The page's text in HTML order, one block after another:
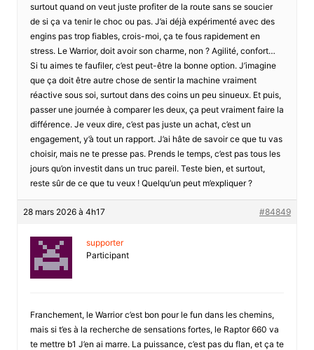
surtout quand on veut juste profiter de la route sans se soucier
de si ça va tenir le choc ou pas. J’ai déjà expérimenté avec des
engins pas trop fiables, crois-moi, ça te fous rapidement en
stress. Le Warrior, doit avoir son charme, non ? Agilité, confort…
Si tu aimes te faufiler, c’est peut-être la bonne option. J’imagine
que ça doit être autre chose de sentir la machine vraiment
réactive sous soi, surtout dans des coins un peu sinueux. Et puis,
passer une journée à comparer les deux, ça peut vraiment faire la
différence. Je veux dire, c’est pas juste un achat, c’est un
engagement, y’à tout un rapport. J’ai hâte de savoir ce que tu vas
choisir, mais ne te presse pas. Prends le temps, c’est pas tous les
jours qu’on investit dans un truc pareil. Teste bien, et surtout,
reste sûr de ce que tu veux ! Quelqu’un peut m’expliquer ?
28 mars 2026 à 4h17 #84849
supporter
Participant
Franchement, le Warrior c’est bon pour le fun dans les chemins,
mais si t’es à la recherche de sensations fortes, le Raptor 660 va
te mettre b1 J’en ai marre. La puissance, c’est pas du flan, et ça te